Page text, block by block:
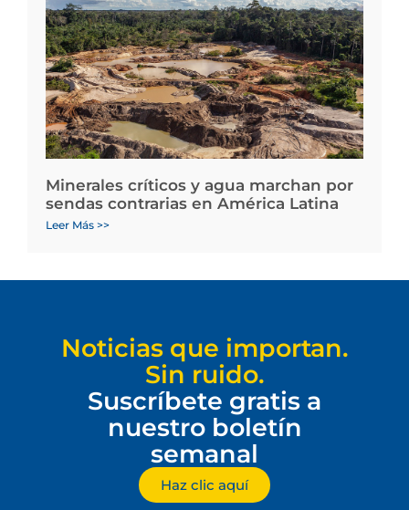
Minerales críticos y agua marchan por
sendas contrarias en América Latina
Leer Más >>
Noticias que importan.
Sin ruido.
Suscríbete gratis a
nuestro boletín
semanal
Haz clic aquí